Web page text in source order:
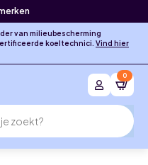
van milieubescherming
koeltechnici. Vind hier
0